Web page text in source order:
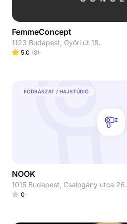
FemmeConcept
1123 Budapest, Győri út 18.
5.0 (8)
FODRÁSZAT / HAJSTÚDIÓ
NOOK
1015 Budapest, Csalogány utca 26.
0